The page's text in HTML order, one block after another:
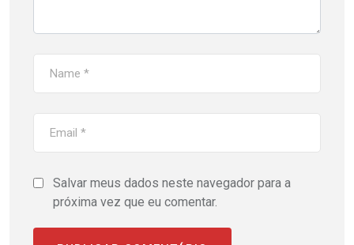
Salvar meus dados neste navegador para a
próxima vez que eu comentar.